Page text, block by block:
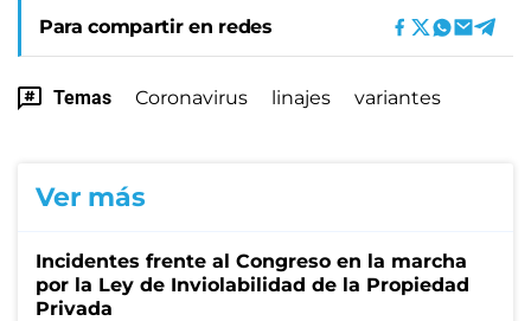
Para compartir en redes
Temas Coronavirus linajes variantes
Ver más
Incidentes frente al Congreso en la marcha
por la Ley de Inviolabilidad de la Propiedad
Privada